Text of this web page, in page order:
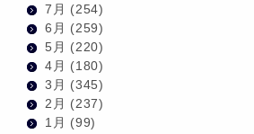
7月 (254)
6月 (259)
5月 (220)
4月 (180)
3月 (345)
2月 (237)
1月 (99)